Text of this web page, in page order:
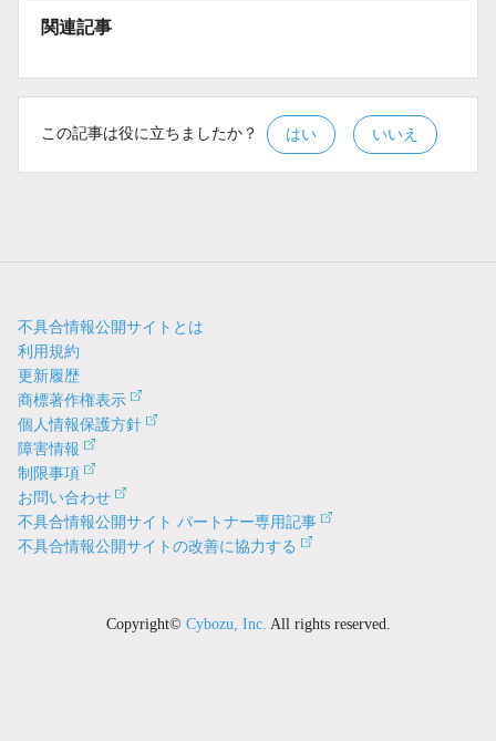
関連記事
この記事は役に立ちましたか？ はい いいえ
不具合情報公開サイトとは
利用規約
更新履歴
商標著作権表示
個人情報保護方針
障害情報
制限事項
お問い合わせ
不具合情報公開サイト パートナー専用記事
不具合情報公開サイトの改善に協力する
Copyright© Cybozu, Inc. All rights reserved.